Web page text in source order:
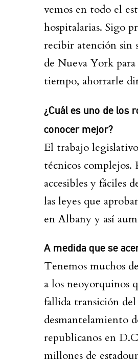
vemos en todo el
hospitalarias. Sigo
recibir atención sin
de Nueva York
tiempo, ahorrarle
¿Cuál es uno de los
conocer mejor?
El trabajo
técnicos complejos.
accesibles y fáciles
las leyes que
en Albany y así
A medida que se
Tenemos muchos
a los neoyorquinos
fallida transición
desmantelamiento
republicanos en
millones de